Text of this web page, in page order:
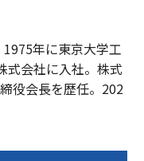
年に東京大学工
式会社に入社。株式
役会長を歴任。202